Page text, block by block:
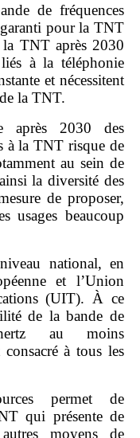
de fréquences
pour la TNT
la TNT après 2030
à la téléphonie
et nécessitent
la TNT.
après 2030 des
à la TNT risque de
au sein de
la diversité des
de proposer,
usages beaucoup
national, en
et l’Union
(UIT). À ce
de la bande de
au moins
à tous les
permet de
qui présente de
moyens de